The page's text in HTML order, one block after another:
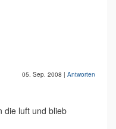
05. Sep. 2008 | Antworten
die luft und blieb